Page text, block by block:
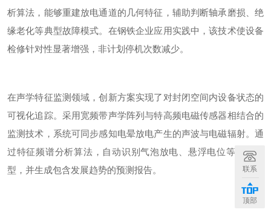
析算法，能够重建放电通道的几何特征，辅助判断轴承磨损、绝
缘老化等典型故障模式。在钢铁企业应用实践中，该技术使设备
检修针对性显著增强，非计划停机次数减少。
在声学特征监测领域，创新方案实现了对封闭空间内设备状态的
可视化追踪。采用宽频带声学阵列与特高频电磁传感器相结合的
监测技术，系统可同步感知电晕放电产生的声波与电磁辐射。通
过特征频谱分析算法，自动识别气泡放电、悬浮电位等缺陷类
型，并生成包含发展趋势的预测报告。
联系
顶部